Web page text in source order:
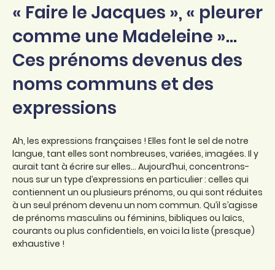
« Faire le Jacques », « pleurer
comme une Madeleine »…
Ces prénoms devenus des
noms communs et des
expressions
Ah, les expressions françaises ! Elles font le sel de notre
langue, tant elles sont nombreuses, variées, imagées. Il y
aurait tant à écrire sur elles… Aujourd’hui, concentrons-
nous sur un type d’expressions en particulier : celles qui
contiennent un ou plusieurs prénoms, ou qui sont réduites
à un seul prénom devenu un nom commun. Qu’il s’agisse
de prénoms masculins ou féminins, bibliques ou laïcs,
courants ou plus confidentiels, en voici la liste (presque)
exhaustive !